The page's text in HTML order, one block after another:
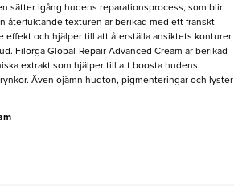
sätter igång hudens reparationsprocess, som blir
återfuktande texturen är berikad med ett franskt
effekt och hjälper till att återställa ansiktets konturer,
Filorga Global-Repair Advanced Cream är berikad
extrakt som hjälper till att boosta hudens
Även ojämn hudton, pigmenteringar och lyster